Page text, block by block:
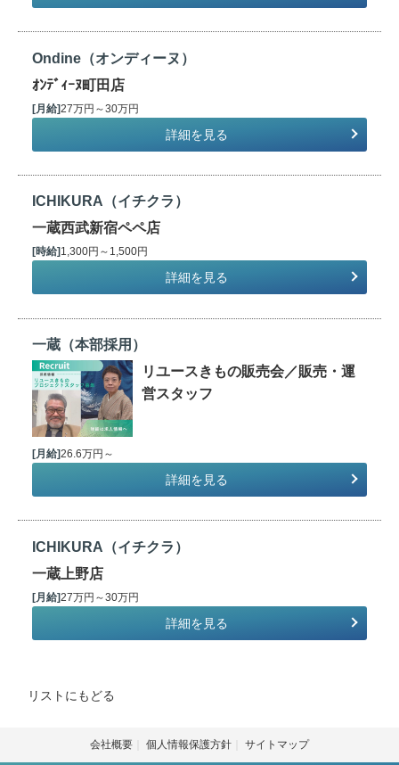
Ondine（オンディーヌ）
ｵﾝﾃﾞｨｰﾇ町田店
[月給]27万円～30万円
詳細を見る
ICHIKURA（イチクラ）
一蔵西武新宿ペペ店
[時給] 1,300円～1,500円
詳細を見る
一蔵（本部採用）
リユースきもの販売会／販売・運
営スタッフ
[月給]26.6万円～
詳細を見る
ICHIKURA（イチクラ）
一蔵上野店
[月給]27万円～30万円
詳細を見る
リストにもどる
会社概要 個人情報保護方針 サイトマップ